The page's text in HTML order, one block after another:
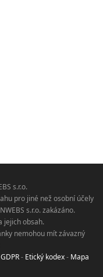
s.r.o.
pro jiné než osobní účely
s.r.o. zakázáno.
jejich obsah.
nemohou mít závazný
- Etický kodex- Mapa